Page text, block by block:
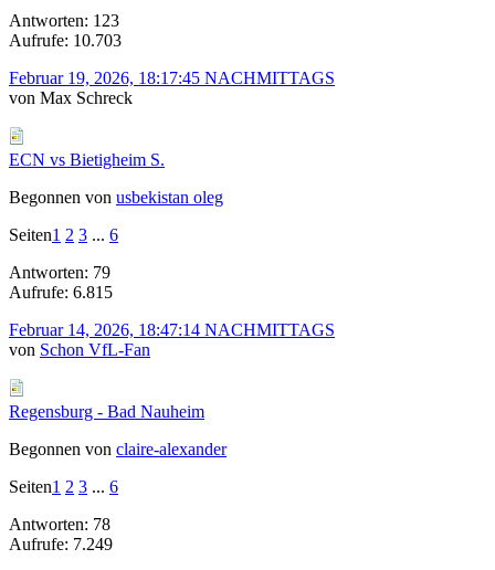
Antworten: 123
Aufrufe: 10.703
Februar 19, 2026, 18:17:45 NACHMITTAGS
von Max Schreck
ECN vs Bietigheim S.
Begonnen von usbekistan oleg
Seiten1 2 3 ... 6
Antworten: 79
Aufrufe: 6.815
Februar 14, 2026, 18:47:14 NACHMITTAGS
von Schon VfL-Fan
Regensburg - Bad Nauheim
Begonnen von claire-alexander
Seiten1 2 3 ... 6
Antworten: 78
Aufrufe: 7.249